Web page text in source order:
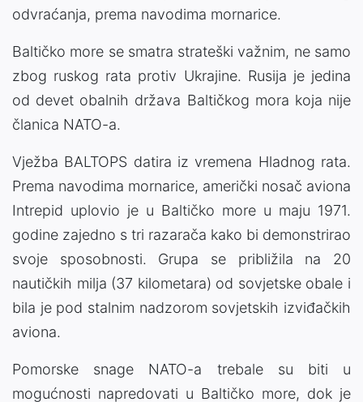
odvraćanja, prema navodima mornarice.
Baltičko more se smatra strateški važnim, ne samo
zbog ruskog rata protiv Ukrajine. Rusija je jedina
od devet obalnih država Baltičkog mora koja nije
članica NATO-a.
Vježba BALTOPS datira iz vremena Hladnog rata.
Prema navodima mornarice, američki nosač aviona
Intrepid uplovio je u Baltičko more u maju 1971.
godine zajedno s tri razarača kako bi demonstrirao
svoje sposobnosti. Grupa se približila na 20
nautičkih milja (37 kilometara) od sovjetske obale i
bila je pod stalnim nadzorom sovjetskih izviđačkih
aviona.
Pomorske snage NATO-a trebale su biti u
mogućnosti napredovati u Baltičko more, dok je